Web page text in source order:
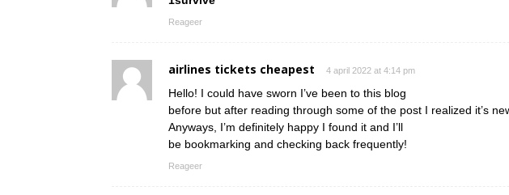
Reageer
airlines tickets cheapest 4 april 2022 at 4:14 pm
Hello! I could have sworn I’ve been to this blog
before but after reading through some of the post I realized it’s
Anyways, I’m definitely happy I found it and I’ll
be bookmarking and checking back frequently!
Reageer